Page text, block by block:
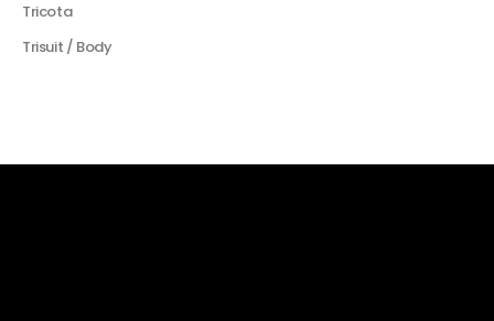
Tricota
Trisuit / Body